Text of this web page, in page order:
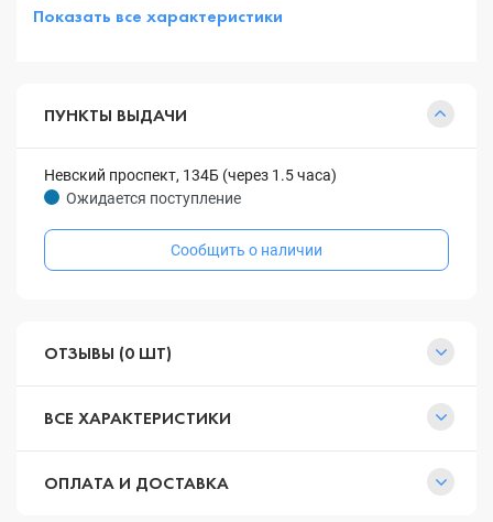
Показать все характеристики
ПУНКТЫ ВЫДАЧИ
Невский проспект, 134Б (через 1.5 часа)
Ожидается поступление
Сообщить о наличии
ОТЗЫВЫ (0 ШТ)
ВСЕ ХАРАКТЕРИСТИКИ
ОПЛАТА И ДОСТАВКА